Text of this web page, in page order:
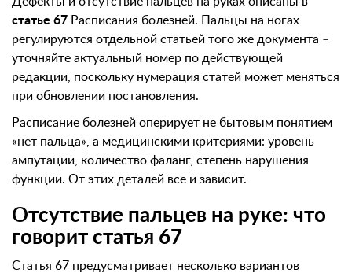
статье 67 Расписания болезней. Пальцы на ногах
регулируются отдельной статьей того же документа –
уточняйте актуальный номер по действующей
редакции, поскольку нумерация статей может меняться
при обновлении постановления.
Расписание болезней оперирует не бытовым понятием
«нет пальца», а медицинскими критериями: уровень
ампутации, количество фаланг, степень нарушения
функции. От этих деталей все и зависит.
Отсутствие пальцев на руке: что
говорит статья 67
Статья 67 предусматривает несколько вариантов